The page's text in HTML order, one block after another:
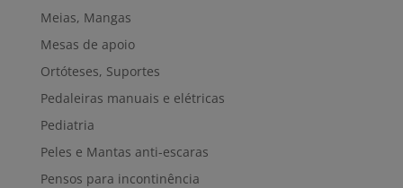
Meias, Mangas
Mesas de apoio
Ortóteses, Suportes
Pedaleiras manuais e elétricas
Pediatria
Peles e Mantas anti-escaras
Pensos para incontinência